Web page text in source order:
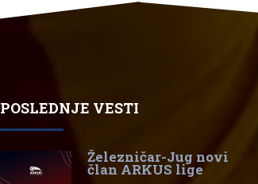
POSLEDNJE VESTI
Železničar-Jug novi
član ARKUS lige